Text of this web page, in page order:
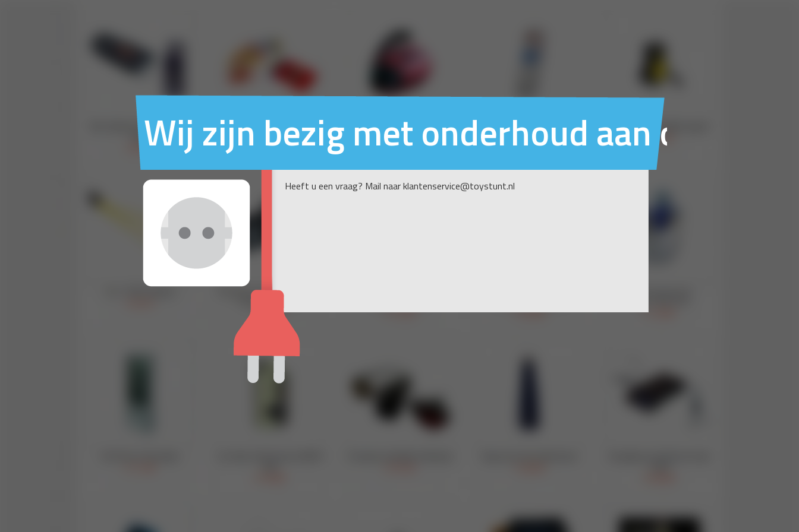
Wij zijn bezig met onderhoud aan ons
Heeft u een vraag? Mail naar klantenservice@toystunt.nl